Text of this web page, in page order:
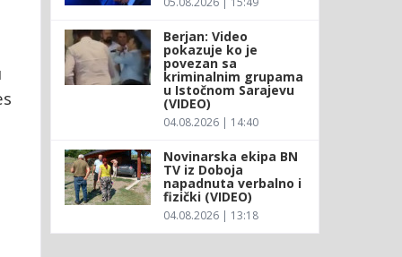
Berjan: Video
pokazuje ko je
povezan sa
kriminalnim grupama
u Istočnom Sarajevu
(VIDEO)
04.08.2026 | 14:40
Novinarska ekipa BN
TV iz Doboja
napadnuta verbalno i
fizički (VIDEO)
04.08.2026 | 13:18